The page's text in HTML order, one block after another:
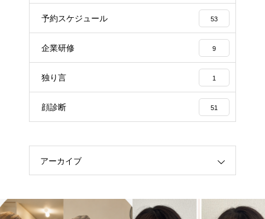
予約スケジュール 53
企業研修 9
独り言 1
顔診断 51
アーカイブ